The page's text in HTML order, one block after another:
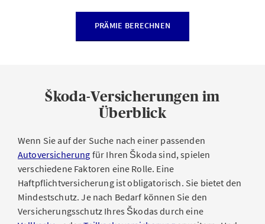
PRÄMIE BERECHNEN
Škoda-Versicherungen im
Überblick
Wenn Sie auf der Suche nach einer passenden
Autoversicherung für Ihren Škoda sind, spielen
verschiedene Faktoren eine Rolle. Eine
Haftpflichtversicherung ist obligatorisch. Sie bietet den
Mindestschutz. Je nach Bedarf können Sie den
Versicherungsschutz Ihres Škodas durch eine